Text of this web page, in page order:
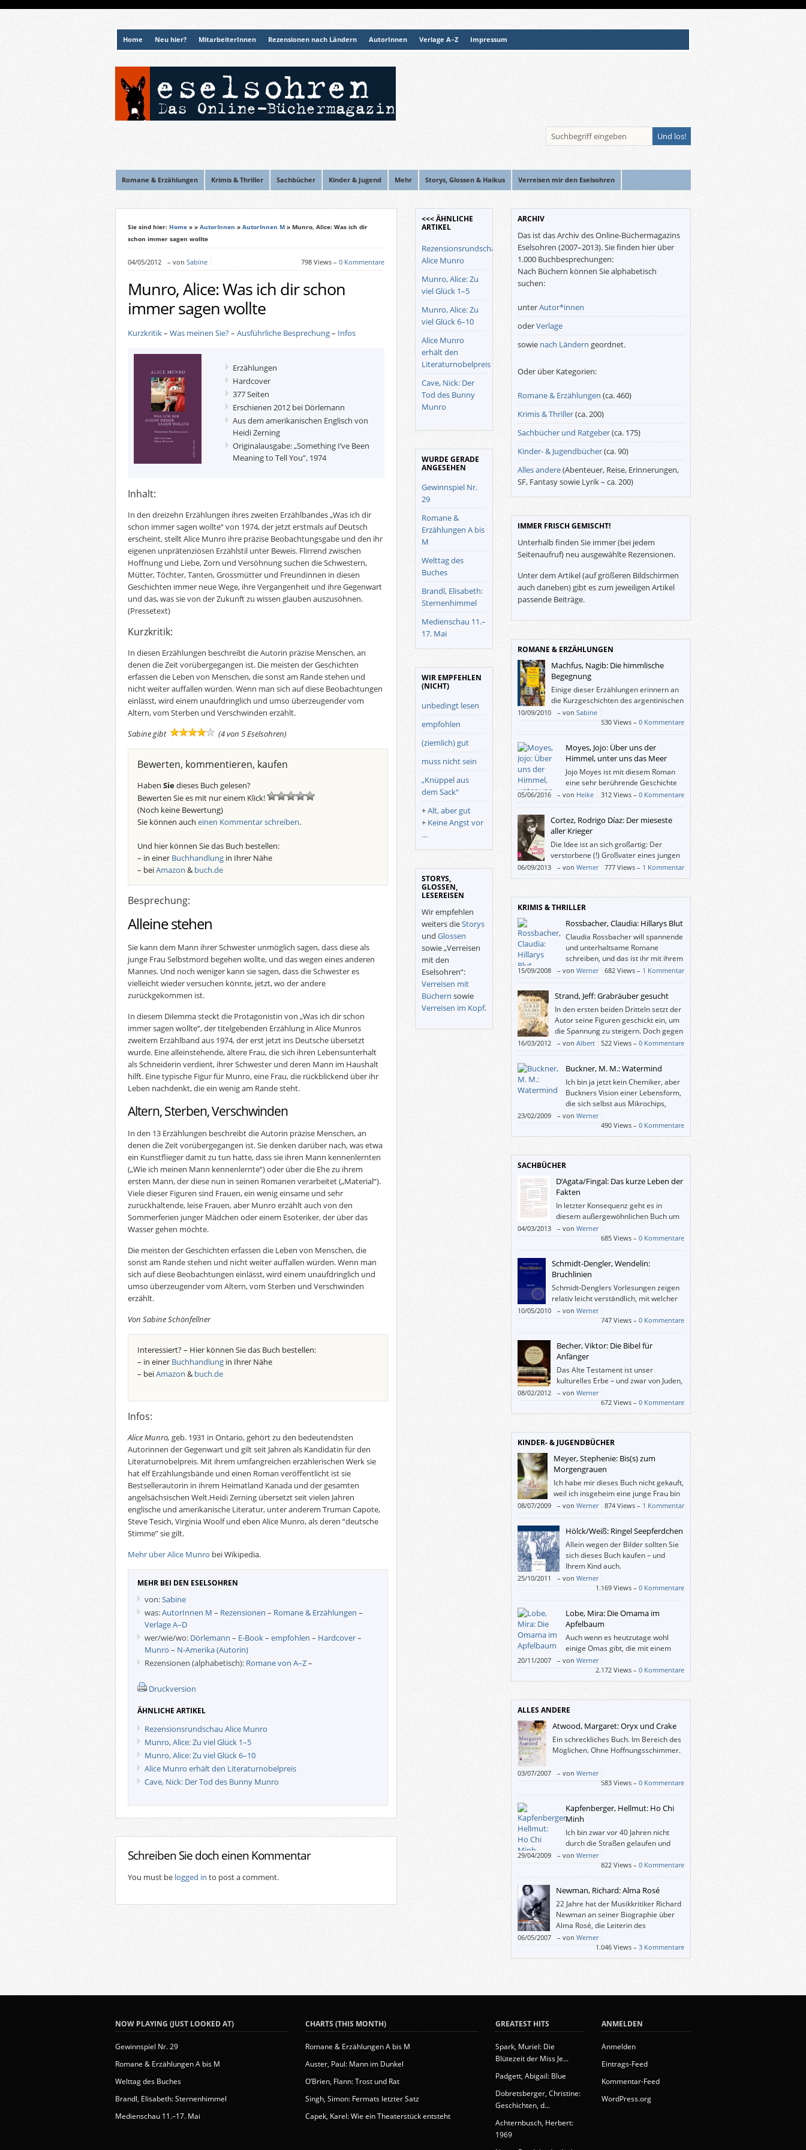
Home Neu hier? MitarbeiterInnen Rezensionen nach Ländern AutorInnen Verlage A–Z Impressum
Romane & Erzählungen Krimis & Thriller Sachbücher Kinder & Jugend Mehr Storys, Glossen & Haikus Verreisen mir den Eselsohren
Sie sind hier: Home » » AutorInnen » AutorInnen M » Munro, Alice: Was ich dir
schon immer sagen wollte
04/05/2012 – von Sabine 798 Views – 0 Kommentare
Munro, Alice: Was ich dir schon
immer sagen wollte
Kurzkritik– Was meinen Sie?– Ausführliche Besprechung– Infos
Erzählungen
Hardcover
377 Seiten
Erschienen 2012 bei Dörlemann
Aus dem amerikanischen Englisch von
Heidi Zerning
Originalausgabe: „Something I’ve Been
Meaning to Tell You”, 1974
Inhalt:
In den dreizehn Erzählungen ihres zweiten Erzählbandes „Was ich dir
schon immer sagen wollte“ von 1974, der jetzt erstmals auf Deutsch
erscheint, stellt Alice Munro ihre präzise Beobachtungsgabe und den ihr
eigenen unprätenziösen Erzählstil unter Beweis. Flirrend zwischen
Hoffnung und Liebe, Zorn und Versöhnung suchen die Schwestern,
Mütter, Töchter, Tanten, Grossmütter und Freundinnen in diesen
Geschichten immer neue Wege, ihre Vergangenheit und ihre Gegenwart
und das, was sie von der Zukunft zu wissen glauben auszusöhnen.
(Pressetext)
Kurzkritik:
In diesen Erzählungen beschreibt die Autorin präzise Menschen, an
denen die Zeit vorübergegangen ist. Die meisten der Geschichten
erfassen die Leben von Menschen, die sonst am Rande stehen und
nicht weiter auffallen würden. Wenn man sich auf diese Beobachtungen
einlässt, wird einem unaufdringlich und umso überzeugender vom
Altern, vom Sterben und Verschwinden erzählt.
Sabine gibt
(4 von 5 Eselsohren)
Bewerten, kommentieren, kaufen
Haben Siedieses Buch gelesen?
Bewerten Sie es mit nur einem Klick!
(Noch keine Bewertung)
Sie können auch einen Kommentar schreiben.
Und hier können Sie das Buch bestellen:
– in einer Buchhandlung in Ihrer Nähe
– beiAmazon & buch.de
Besprechung:
Alleine stehen
Sie kann dem Mann ihrer Schwester unmöglich sagen, dass diese als
junge Frau Selbstmord begehen wollte, und das wegen eines anderen
Mannes. Und noch weniger kann sie sagen, dass die Schwester es
vielleicht wieder versuchen könnte, jetzt, wo der andere
zurückgekommen ist.
In diesem Dilemma steckt die Protagonistin von „Was ich dir schon
immer sagen wollte“, der titelgebenden Erzählung in Alice Munros
zweitem Erzählband aus 1974, der erst jetzt ins Deutsche übersetzt
wurde. Eine alleinstehende, ältere Frau, die sich ihren Lebensunterhalt
als Schneiderin verdient, ihrer Schwester und deren Mann im Haushalt
hilft. Eine typische Figur für Munro, eine Frau, die rückblickend über ihr
Leben nachdenkt, die ein wenig am Rande steht.
Altern, Sterben, Verschwinden
In den 13 Erzählungen beschreibt die Autorin präzise Menschen, an
denen die Zeit vorübergegangen ist. Sie denken darüber nach, was etwa
ein Kunstflieger damit zu tun hatte, dass sie ihren Mann kennenlernten
(„Wie ich meinen Mann kennenlernte“) oder über die Ehe zu ihrem
ersten Mann, der diese nun in seinen Romanen verarbeitet („Material“).
Viele dieser Figuren sind Frauen, ein wenig einsame und sehr
zurückhaltende, leise Frauen, aber Munro erzählt auch von den
Sommerferien junger Mädchen oder einem Esoteriker, der über das
Wasser gehen möchte.
Die meisten der Geschichten erfassen die Leben von Menschen, die
sonst am Rande stehen und nicht weiter auffallen würden. Wenn man
sich auf diese Beobachtungen einlässt, wird einem unaufdringlich und
umso überzeugender vom Altern, vom Sterben und Verschwinden
erzählt.
Von Sabine Schönfellner
Interessiert? – Hier können Sie das Buch bestellen:
– in einer Buchhandlung in Ihrer Nähe
– beiAmazon & buch.de
Infos:
Alice Munro, geb. 1931 in Ontario, gehört zu den bedeutendsten
Autorinnen der Gegenwart und gilt seit Jahren als Kandidatin für den
Literaturnobelpreis. Mit ihrem umfangreichen erzählerischen Werk sie
hat elf Erzählungsbände und einen Roman veröffentlicht ist sie
Bestsellerautorin in ihrem Heimatland Kanada und der gesamten
angelsächsischen Welt.Heidi Zerning übersetzt seit vielen Jahren
englische und amerikanische Literatur, unter anderem Truman Capote,
Steve Tesich, Virginia Woolf und eben Alice Munro, als deren “deutsche
Stimme” sie gilt.
Mehr über Alice Munro bei Wikipedia.
MEHR BEI DEN ESELSOHREN
von:Sabine
was:AutorInnen M – Rezensionen – Romane & Erzählungen –
Verlage A–D
wer/wie/wo: Dörlemann – E-Book– empfohlen – Hardcover–
Munro – N-Amerika (Autorin)
Rezensionen (alphabetisch): Romane von A–Z–
Druckversion
ÄHNLICHE ARTIKEL
Rezensionsrundschau Alice Munro
Munro, Alice: Zu viel Glück 1–5
Munro, Alice: Zu viel Glück 6–10
Alice Munro erhält den Literaturnobelpreis
Cave, Nick: Der Tod des Bunny Munro
Schreiben Sie doch einen Kommentar
You must be logged in to post a comment.
<<< ÄHNLICHE
ARTIKEL
Rezensionsrundschau
Alice Munro
Munro, Alice: Zu
viel Glück 1–5
Munro, Alice: Zu
viel Glück 6–10
Alice Munro
erhält den
Literaturnobelpreis
Cave, Nick: Der
Tod des Bunny
Munro
WURDE GERADE
ANGESEHEN
Gewinnspiel Nr.
29
Romane &
Erzählungen A bis
M
Welttag des
Buches
Brandl, Elisabeth:
Sternenhimmel
Medienschau 11.–
17. Mai
WIR EMPFEHLEN
(NICHT)
unbedingt lesen
empfohlen
(ziemlich) gut
muss nicht sein
„Knüppel aus
dem Sack“
+Alt, aber gut
+ Keine Angst vor
…
STORYS,
GLOSSEN,
LESEREISEN
Wir empfehlen
weiters dieStorys
und Glossen
sowie „Verreisen
mit den
Eselsohren“:
Verreisen mit
Büchern sowie
Verreisen im Kopf.
ARCHIV
Das ist das Archiv des Online-Büchermagazins
Eselsohren (2007–2013). Sie finden hier über
1.000 Buchbesprechungen:
Nach Büchern können Sie alphabetisch
suchen:
unterAutor*innen
oderVerlage
sowie nach Ländern geordnet.
Oder über Kategorien:
Romane & Erzählungen (ca. 460)
Krimis & Thriller(ca. 200)
Sachbücher und Ratgeber(ca. 175)
Kinder- & Jugendbücher(ca. 90)
Alles andere(Abenteuer, Reise, Erinnerungen,
SF, Fantasy sowie Lyrik – ca. 200)
IMMER FRISCH GEMISCHT!
Unterhalb finden Sie immer (bei jedem
Seitenaufruf) neu ausgewählte Rezensionen.
Unter dem Artikel (auf größeren Bildschirmen
auch daneben) gibt es zum jeweiligen Artikel
passende Beiträge.
ROMANE & ERZÄHLUNGEN
Machfus, Nagib: Die himmlische
Begegnung
Einige dieser Erzählungen erinnern an
die Kurzgeschichten des argentinischen
Autors Jorge Luis Borges.
10/09/2010 – von Sabine
530 Views – 0 Kommentare
Moyes, Jojo: Über uns der
Himmel, unter uns das Meer
Jojo Moyes ist mit diesem Roman
eine sehr berührende Geschichte
gelungen, in deren Fokus Hoffnung,
Schicksal und Liebe (auf absolut unkitschige Art
und Weise) versus harter Realität steht.
05/06/2016 – von Heike 312 Views – 0 Kommentare
Cortez, Rodrigo Díaz: Der mieseste
aller Krieger
Die Idee ist an sich großartig: Der
verstorbene (!) Großvater eines jungen
chilenischen Schriftstellers erzählt
diesem aus seinem Leben, was nicht nur mit dem
Leider berichtet der Großvater ziemlich
sprunghaft, sodass man den roten Faden leicht
verlieren kann.
06/09/2013 – von Werner 777 Views – 1 Kommentar
KRIMIS & THRILLER
Rossbacher, Claudia: Hillarys Blut
Claudia Rossbacher will spannende
und unterhaltsame Romane
schreiben, und das ist ihr mit ihrem
ersten Buch „Hillarys Blut“ auch
gelungen. Es spielt unter Schönen und/oder
Reichen auf der Karibikinsel Antigua.
15/09/2008 – von Werner 682 Views – 1 Kommentar
Strand, Jeff: Grabräuber gesucht
In den ersten beiden Dritteln setzt der
Autor seine Figuren geschickt ein, um
die Spannung zu steigern. Doch gegen
Ende entbrennt ein Kampf
Protagonisten gegen Autor (Lektor?), den alle
verlieren.
16/03/2012 – von Albert 522 Views – 0 Kommentare
Buckner, M. M.: Watermind
Ich bin ja jetzt kein Chemiker, aber
Buckners Vision einer Lebensform,
die sich selbst aus Mikrochips,
Chemikalien und Biomasse
erschafft, klingt und liest sich sehr plausibel. Dass
so etwas von Menschen erst einmal als Gefahr
weisen. Und schon sind wir mitten drinnen in
einer spannenden Geschichte.
23/02/2009 – von Werner
490 Views – 0 Kommentare
SACHBÜCHER
D‘Agata/Fingal: Das kurze Leben der
Fakten
In letzter Konsequenz geht es in
diesem außergewöhnlichen Buch um
die große Frage, ob sich „die Welt“ mit
Worten „wirklich“ beschreiben lässt. Eine kleinere
Frage ist, ob sich die angeblich objektiven
Journalisten von D‘Agata mit seinen bewussten
„verdeutlichenden Lügen“ tatsächlich
einen überambitionierten Faktenchecker
überhaupt kümmert.
04/03/2013 – von Werner
685 Views – 0 Kommentare
Schmidt-Dengler, Wendelin:
Bruchlinien
Schmidt-Denglers Vorlesungen zeigen
relativ leicht verständlich, mit welcher
Leidenschaft über Literatur
(wissenschaftlich) nachgedacht und gesprochen
werden kann.
10/05/2010 – von Werner
747 Views – 0 Kommentare
Becher, Viktor: Die Bibel für
Anfänger
Das Alte Testament ist unser
kulturelles Erbe – und zwar von Juden,
Christen und Moslems. Der
Sprachwissenschaftler Viktor Becher hat eine
verständlich kommentierte Fassung der fünf
erstellt, damit wir uns eine eigene Meinung bilden
können.
08/02/2012 – von Werner
672 Views – 0 Kommentare
KINDER- & JUGENDBÜCHER
Meyer, Stephenie: Bis(s) zum
Morgengrauen
Ich habe mir dieses Buch nicht gekauft,
weil ich insgeheim eine junge Frau bin
oder weil ich Vampir-Geschichten mag,
sondern weil ich wissen wollte, warum es auf den
Bestsellerlisten ganz oben steht. Und ich habe es
mit Begeisterung verschlungen.
08/07/2009 – von Werner 874 Views – 1 Kommentar
Hölck/Weiß: Ringel Seepferdchen
Allein wegen der Bilder sollten Sie
sich dieses Buch kaufen – und
Ihrem Kind auch.
25/10/2011 – von Werner
1.169 Views – 0 Kommentare
Lobe, Mira: Die Omama im
Apfelbaum
Auch wenn es heutzutage wohl
einige Omas gibt, die mit einem
Sportwagen durch die Gegend
flitzen, so ist die Fantasie-Oma, die sich der kleine
Andi erträumt, gewiss um einiges aufgeflippter.
20/11/2007 – von Werner
2.172 Views – 0 Kommentare
ALLES ANDERE
Atwood, Margaret: Oryx und Crake
Ein schreckliches Buch. Im Bereich des
Möglichen. Ohne Hoffnungsschimmer.
03/07/2007 – von Werner
583 Views – 0 Kommentare
Kapfenberger, Hellmut: Ho Chi
Minh
Ich bin zwar vor 40 Jahren nicht
durch die Straßen gelaufen und
habe „Ho-Ho-Ho-Chi-Minh“
skandiert (mit 6?; Anm.), aber dieser Ruf hat sich
irgendwie in mein Gedächtnis gegraben. Und als
ich dieses Buch sah, wollte ich endlich in
Erfahrung bringen, wer dieser Mann war.
29/04/2009 – von Werner
822 Views – 0 Kommentare
Newman, Richard: Alma Rosé
22 Jahre hat der Musikkritiker Richard
Newman an seiner Biographie über
Alma Rosé, die Leiterin des
Frauenorchesters von Auschwitz,
gearbeitet.
06/05/2007 – von Werner
1.046 Views – 3 Kommentare
NOW PLAYING (JUST LOOKED AT)
Gewinnspiel Nr. 29
Romane & Erzählungen A bis M
Welttag des Buches
Brandl, Elisabeth: Sternenhimmel
Medienschau 11.–17. Mai
CHARTS (THIS MONTH)
Romane & Erzählungen A bis M
Auster, Paul: Mann im Dunkel
O’Brien, Flann: Trost und Rat
Singh, Simon: Fermats letzter Satz
Capek, Karel: Wie ein Theaterstück entsteht
GREATEST HITS
Spark, Muriel: Die
Blütezeit der Miss Je...
Padgett, Abigail: Blue
Dobretsberger, Christine:
Geschichten, d...
Achternbusch, Herbert:
1969
ANMELDEN
Anmelden
Eintrags-Feed
Kommentar-Feed
WordPress.org